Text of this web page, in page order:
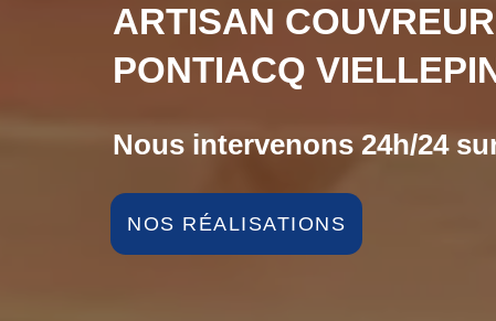
ARTISAN
PONTIACQ
Nous intervenons 24h/24
NOS RÉALISATIONS